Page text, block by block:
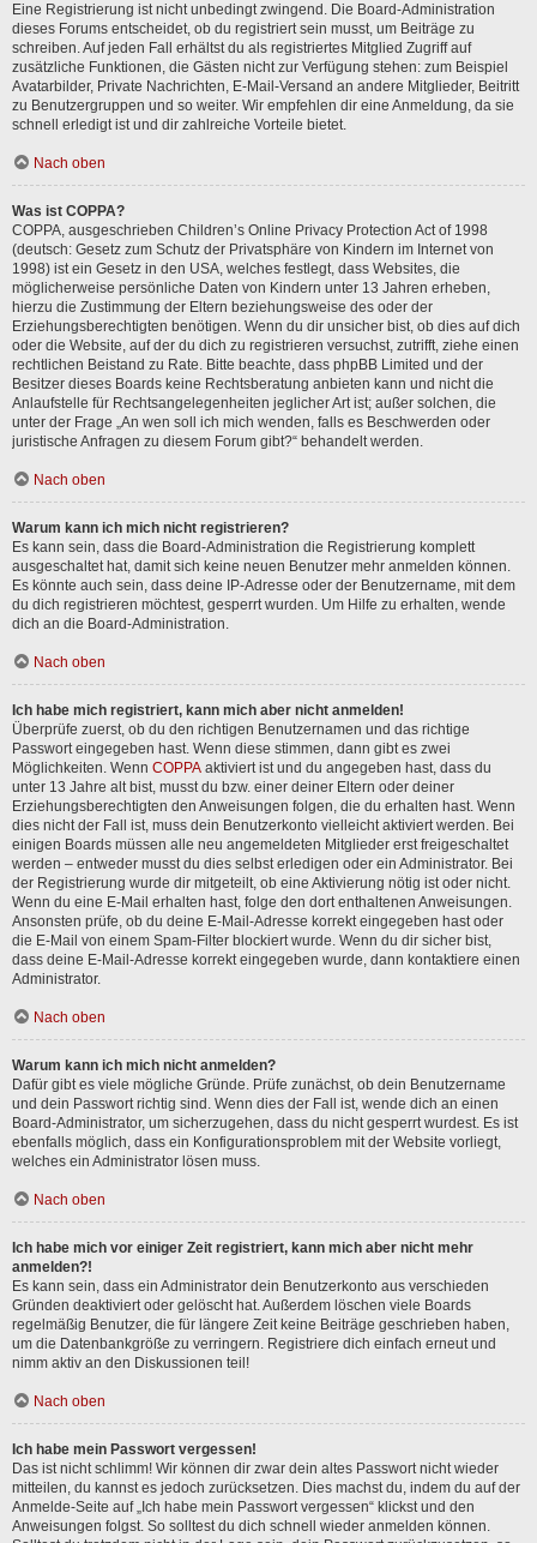
Eine Registrierung ist nicht unbedingt zwingend. Die Board-Administration
dieses Forums entscheidet, ob du registriert sein musst, um Beiträge zu
schreiben. Auf jeden Fall erhältst du als registriertes Mitglied Zugriff auf
zusätzliche Funktionen, die Gästen nicht zur Verfügung stehen: zum Beispiel
Avatarbilder, Private Nachrichten, E-Mail-Versand an andere Mitglieder, Beitritt
zu Benutzergruppen und so weiter. Wir empfehlen dir eine Anmeldung, da sie
schnell erledigt ist und dir zahlreiche Vorteile bietet.
Nach oben
Was ist COPPA?
COPPA, ausgeschrieben Children’s Online Privacy Protection Act of 1998
(deutsch: Gesetz zum Schutz der Privatsphäre von Kindern im Internet von
1998) ist ein Gesetz in den USA, welches festlegt, dass Websites, die
möglicherweise persönliche Daten von Kindern unter 13 Jahren erheben,
hierzu die Zustimmung der Eltern beziehungsweise des oder der
Erziehungsberechtigten benötigen. Wenn du dir unsicher bist, ob dies auf dich
oder die Website, auf der du dich zu registrieren versuchst, zutrifft, ziehe einen
rechtlichen Beistand zu Rate. Bitte beachte, dass phpBB Limited und der
Besitzer dieses Boards keine Rechtsberatung anbieten kann und nicht die
Anlaufstelle für Rechtsangelegenheiten jeglicher Art ist; außer solchen, die
unter der Frage „An wen soll ich mich wenden, falls es Beschwerden oder
juristische Anfragen zu diesem Forum gibt?“ behandelt werden.
Nach oben
Warum kann ich mich nicht registrieren?
Es kann sein, dass die Board-Administration die Registrierung komplett
ausgeschaltet hat, damit sich keine neuen Benutzer mehr anmelden können.
Es könnte auch sein, dass deine IP-Adresse oder der Benutzername, mit dem
du dich registrieren möchtest, gesperrt wurden. Um Hilfe zu erhalten, wende
dich an die Board-Administration.
Nach oben
Ich habe mich registriert, kann mich aber nicht anmelden!
Überprüfe zuerst, ob du den richtigen Benutzernamen und das richtige
Passwort eingegeben hast. Wenn diese stimmen, dann gibt es zwei
Möglichkeiten. Wenn COPPA aktiviert ist und du angegeben hast, dass du
unter 13 Jahre alt bist, musst du bzw. einer deiner Eltern oder deiner
Erziehungsberechtigten den Anweisungen folgen, die du erhalten hast. Wenn
dies nicht der Fall ist, muss dein Benutzerkonto vielleicht aktiviert werden. Bei
einigen Boards müssen alle neu angemeldeten Mitglieder erst freigeschaltet
werden – entweder musst du dies selbst erledigen oder ein Administrator. Bei
der Registrierung wurde dir mitgeteilt, ob eine Aktivierung nötig ist oder nicht.
Wenn du eine E-Mail erhalten hast, folge den dort enthaltenen Anweisungen.
Ansonsten prüfe, ob du deine E-Mail-Adresse korrekt eingegeben hast oder
die E-Mail von einem Spam-Filter blockiert wurde. Wenn du dir sicher bist,
dass deine E-Mail-Adresse korrekt eingegeben wurde, dann kontaktiere einen
Administrator.
Nach oben
Warum kann ich mich nicht anmelden?
Dafür gibt es viele mögliche Gründe. Prüfe zunächst, ob dein Benutzername
und dein Passwort richtig sind. Wenn dies der Fall ist, wende dich an einen
Board-Administrator, um sicherzugehen, dass du nicht gesperrt wurdest. Es ist
ebenfalls möglich, dass ein Konfigurationsproblem mit der Website vorliegt,
welches ein Administrator lösen muss.
Nach oben
Ich habe mich vor einiger Zeit registriert, kann mich aber nicht mehr
anmelden?!
Es kann sein, dass ein Administrator dein Benutzerkonto aus verschieden
Gründen deaktiviert oder gelöscht hat. Außerdem löschen viele Boards
regelmäßig Benutzer, die für längere Zeit keine Beiträge geschrieben haben,
um die Datenbankgröße zu verringern. Registriere dich einfach erneut und
nimm aktiv an den Diskussionen teil!
Nach oben
Ich habe mein Passwort vergessen!
Das ist nicht schlimm! Wir können dir zwar dein altes Passwort nicht wieder
mitteilen, du kannst es jedoch zurücksetzen. Dies machst du, indem du auf der
Anmelde-Seite auf „Ich habe mein Passwort vergessen“ klickst und den
Anweisungen folgst. So solltest du dich schnell wieder anmelden können.